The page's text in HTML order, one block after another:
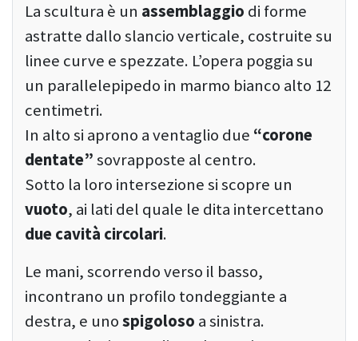
La scultura è un assemblaggio di forme
astratte dallo slancio verticale, costruite su
linee curve e spezzate. L’opera poggia su
un parallelepipedo in marmo bianco alto 12
centimetri.
In alto si aprono a ventaglio due “corone
dentate”sovrapposte al centro.
Sotto la loro intersezione si scopre un
vuoto, ai lati del quale le dita intercettano
due cavità circolari.
Le mani, scorrendo verso il basso,
incontrano un profilo tondeggiante a
destra, e unospigoloso a sinistra.